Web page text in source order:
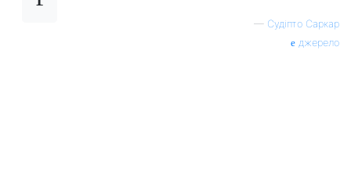
— Судіпто Саркар
джерело